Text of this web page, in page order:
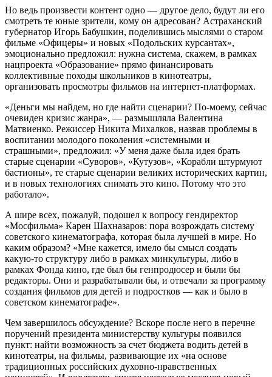
Но ведь произвести контент одно — другое дело, будут ли его
смотреть те юные зрители, кому он адресован? Астраханский
губернатор Игорь Бабушкин, поделившись мыслями о старом
фильме «Офицеры» и новых «Подольских курсантах»,
эмоционально предложил: нужна система, скажем, в рамках
нацпроекта «Образование» прямо финансировать
коллективные походы школьников в кинотеатры,
организовать просмотры фильмов на интернет-платформах.
«Деньги мы найдем, но где найти сценарии? По-моему, сейчас
очевиден кризис жанра», — размышляла Валентина
Матвиенко. Режиссер Никита Михалков, назвав проблемы в
воспитании молодого поколения «системными и
страшными», предложил: «У меня даже была идея брать
старые сценарии «Суворов», «Кутузов», «Корабли штурмуют
бастионы», те старые сценарии великих исторических картин,
и в новых технологиях снимать это кино. Потому что это
работало».
А шире всех, пожалуй, подошел к вопросу гендиректор
«Мосфильма» Карен Шахназаров: пора возрождать систему
советского кинематографа, которая была лучшей в мире. Но
каким образом? «Мне кажется, имело бы смысл создать
какую-то структуру либо в рамках минкультуры, либо в
рамках Фонда кино, где был бы генпродюсер и были бы
редакторы. Они и разрабатывали бы, и отвечали за программу
создания фильмов для детей и подростков — как и было в
советском кинематографе».
Чем завершилось обсуждение? Вскоре после него в перечне
поручений президента министерству культуры появился
пункт: найти возможность за счет бюджета водить детей в
кинотеатры, на фильмы, развивающие их «на основе
традиционных российских духовно-нравственных